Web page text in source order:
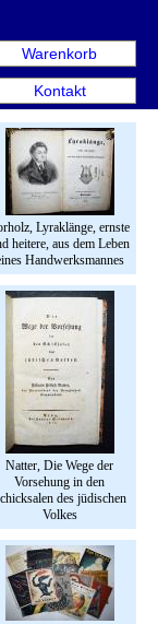
Warenkorb
KontaktMesse
Lyraklänge, ernste
heitere, aus dem Leben
Handwerksmannes
Natter, Die Wege der
Vorsehung in den
des jüdischen
Volkes